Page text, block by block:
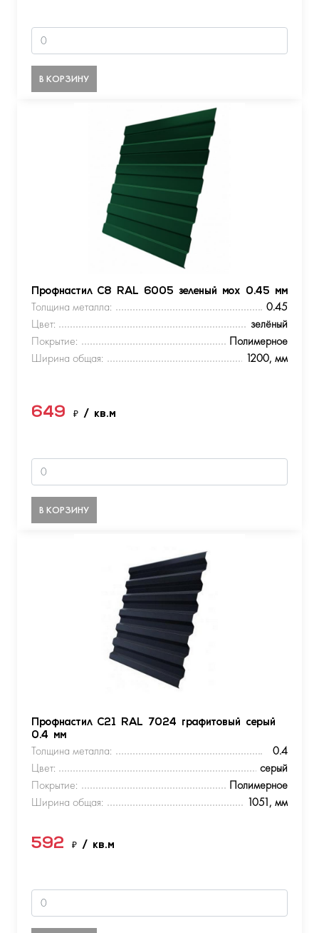
В КОРЗИНУ
Профнастил С8 RAL 6005 зеленый мох 0.45 мм
Толщина металла:
0.45
Цвет:
зелёный
Покрытие:
Полимерное
Ширина общая:
1200, мм
649 ₽ / кв.м
В КОРЗИНУ
Профнастил С21 RAL 7024 графитовый серый
0.4 мм
Толщина металла:
0.4
Цвет:
серый
Покрытие:
Полимерное
Ширина общая:
1051, мм
592 ₽ / кв.м